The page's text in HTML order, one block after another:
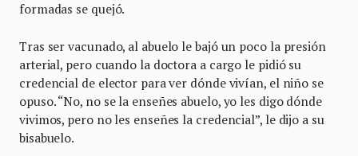
formadas se quejó.
Tras ser vacunado, al abuelo le bajó un poco la presión
arterial, pero cuando la doctora a cargo le pidió su
credencial de elector para ver dónde vivían, el niño se
opuso. “No, no se la enseñes abuelo, yo les digo dónde
vivimos, pero no les enseñes la credencial”, le dijo a su
bisabuelo.